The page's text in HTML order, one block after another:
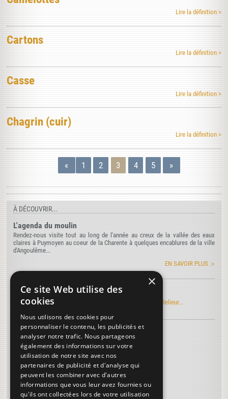
Lire la définition >
Cartons
Lire la définition >
Casse
Lire la définition >
Chagrin (cuir)
Lire la définition >
« 1 2 3 4 5 »
À DÉCOUVRIR...
L'agenda du moulin
Rendez-nous visite tout au long de l'année au creux de la vallée des eaux
claires à Puymoyen au coeur de la Charente à quelques encablures de la ville
d'Angoulême...
EN SAVOIR PLUS
Manuel Roret du Relieur
Découvrez l'édition électronique du manuel Roret du Relieur...
Découvrez le vocabulaire de la reliure ...
Egayer la dorure
Plioir
Plus de termes...
×
Ce site Web utilise des
cookies
Nous utilisons des cookies pour
personnaliser le contenu, les publicités et
analyser notre trafic. Nous partageons
également des informations sur votre
utilisation de notre site avec nos
partenaires de publicité et d'analyse qui
peuvent les combiner avec d'autres
informations que vous leur avez fournies ou
qu'ils ont collectées lors de votre utilisation